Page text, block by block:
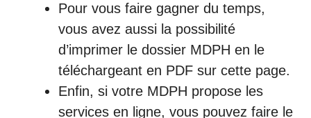
Pour vous faire gagner du temps,
vous avez aussi la possibilité
d’imprimer le dossier MDPH en le
téléchargeant en PDF sur cette page.
Enfin, si votre MDPH propose les
services en ligne, vous pouvez faire le